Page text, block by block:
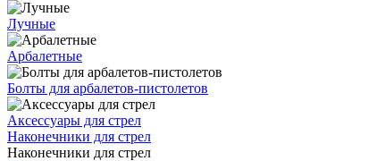
Лучные
Арбалетные
Болты для арбалетов-пистолетов
Аксессуары для стрел
Наконечники для стрел
Наконечники для стрел